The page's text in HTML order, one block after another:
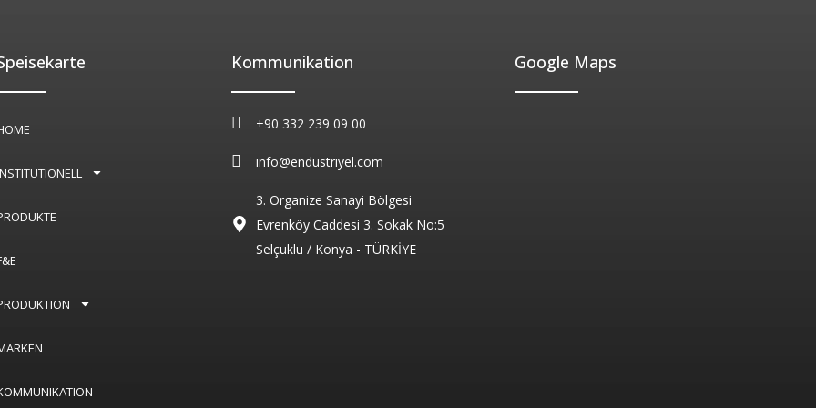
Kommunikation
+90 332 239 09 00
info@endustriyel.com
3. Organize Sanayi Bölgesi
Evrenköy Caddesi 3. Sokak No:5
Selçuklu / Konya - TÜRKİYE
Google Maps